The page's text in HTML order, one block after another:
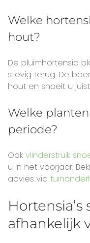
Welke
hout?
De pluimhortensia
stevig terug. De
hout en snoeit u
Welke
periode?
Ook vlinderstruik
u in het voorjaar.
advies via
Hortensia’s
afhankelijk